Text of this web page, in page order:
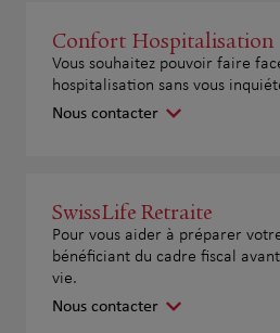
Confort Hospitalisation
Vous souhaitez pouvoir faire
hospitalisation sans vous
Nous contacter
SwissLife Retraite
Pour vous aider à préparer
bénéficiant du cadre fiscal
vie.
Nous contacter